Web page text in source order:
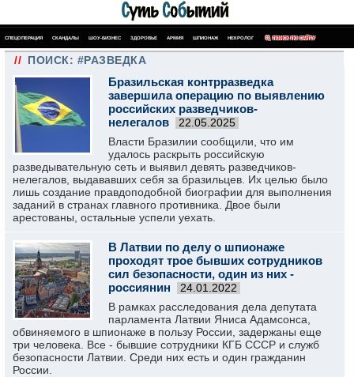
СПЕЦОПЕРАЦИЯ СКАНДАЛЫ ШОУ-БИЗНЕС ЗДОРОВЬЕ АРМИЯ ШПИОНАЖ НЕКРОЛОГ ПОИСК ПО САЙТУ
// ПОИСК: #РАЗВЕДКА
Бразильская контрразведка
завершила операцию по выявлению
российских разведчиков-
нелегалов
22.05.2025
Власти Бразилии сообщили, что им
удалось раскрыть российскую
разведывательную сеть и выявил девять разведчиков-
нелегалов, выдававших себя за бразильцев. Их целью было
лишь создание правдоподобной биографии для выполнения
заданий в странах главного противника. Двое были
арестованы, остальные успели уехать.
В Латвии по делу о шпионаже
проходят трое бывших сотрудников
сил безопасности, один из них -
россиянин
24.01.2022
В рамках расследования дела депутата
парламента Латвии Яниса Адамсонса,
обвиняемого в шпионаже в пользу России, задержаны еще
три человека. Все - бывшие сотрудники КГБ СССР и служб
безопасности Латвии. Среди них есть и один гражданин
России.